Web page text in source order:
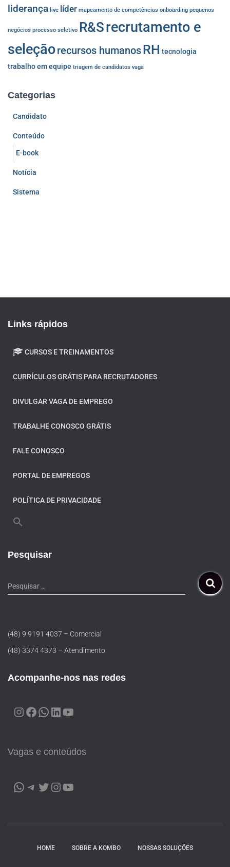
liderança live líder mapeamento de competências onboarding pequenos
negócios processo seletivo R&Srecrutamento e
seleçãorecursos humanosRH tecnologia
trabalho em equipe triagem de candidatos vaga
Categorias
Candidato
Conteúdo
E-book
Notícia
Sistema
Links rápidos
CURSOS E TREINAMENTOS
CURRÍCULOS GRÁTIS PARA RECRUTADORES
DIVULGAR VAGA DE EMPREGO
TRABALHE CONOSCO GRÁTIS
FALE CONOSCO
PORTAL DE EMPREGOS
POLÍTICA DE PRIVACIDADE
Pesquisar
Pesquisar …
(48) 9 9191 4037 – Comercial
(48) 3374 4373 – Atendimento
Acompanhe-nos nas redes
Vagas e conteúdos
HOME SOBRE A KOMBO NOSSAS SOLUÇÕES